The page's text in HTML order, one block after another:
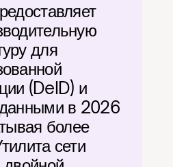
для
(DeID) и
в 2026
более
сети